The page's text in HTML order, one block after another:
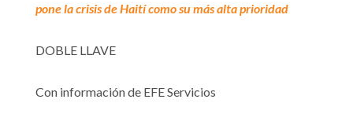
pone la crisis de Haití como su más alta prioridad
DOBLE LLAVE
Con información de EFE Servicios